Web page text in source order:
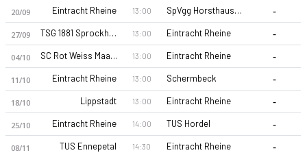
20/09 Eintracht Rheine 13:00 SpVgg Horsthausen -
27/09 TSG 1881 Sprockhovel 13:00 Eintracht Rheine -
04/10 SC Rot Weiss Maaslingen 13:00 Eintracht Rheine -
11/10 Eintracht Rheine 13:00 Schermbeck -
18/10 Lippstadt 13:00 Eintracht Rheine -
25/10 Eintracht Rheine 14:00 TUS Hordel -
08/11 TUS Ennepetal 14:30 Eintracht Rheine -